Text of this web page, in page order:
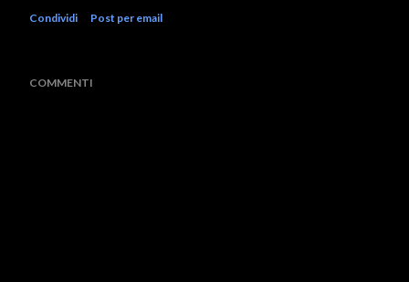
Condividi Post per email
COMMENTI